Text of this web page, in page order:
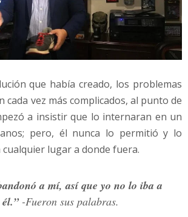
que había creado, los problemas
cada vez más complicados, al punto de
a insistir que lo internaran en un
pero, él nunca lo permitió y lo
cualquier lugar a donde fuera.
a mí, así que yo no lo iba a
-Fueron sus palabras.